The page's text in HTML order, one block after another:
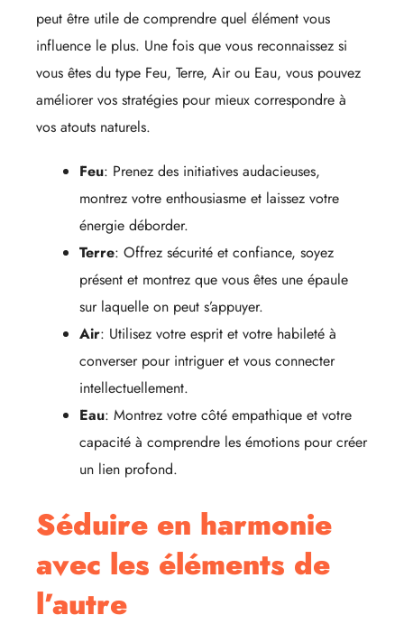
peut être utile de comprendre quel élément vous
influence le plus. Une fois que vous reconnaissez si
vous êtes du type Feu, Terre, Air ou Eau, vous pouvez
améliorer vos stratégies pour mieux correspondre à
vos atouts naturels.
Feu: Prenez des initiatives audacieuses,
montrez votre enthousiasme et laissez votre
énergie déborder.
Terre: Offrez sécurité et confiance, soyez
présent et montrez que vous êtes une épaule
sur laquelle on peut s’appuyer.
Air: Utilisez votre esprit et votre habileté à
converser pour intriguer et vous connecter
intellectuellement.
Eau: Montrez votre côté empathique et votre
capacité à comprendre les émotions pour créer
un lien profond.
Séduire en harmonie
avec les éléments de
l’autre